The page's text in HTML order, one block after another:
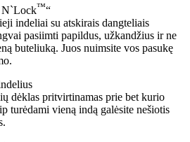
N`Lock™“
indeliai su atskirais dangteliais
pasiimti papildus, užkandžius ir ne
buteliuką. Juos nuimsite vos pasukę
dėklas pritvirtinamas prie bet kurio
turėdami vieną indą galėsite nešiotis